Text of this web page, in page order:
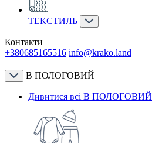
ТЕКСТИЛЬ
Контакти
+380685165516 info@krako.land
В ПОЛОГОВИЙ
Дивитися всі В ПОЛОГОВИЙ